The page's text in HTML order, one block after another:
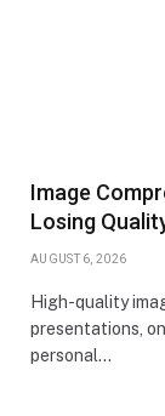
Image
Losing
AUGUST 6, 2026
High-quality
presentations,
personal…